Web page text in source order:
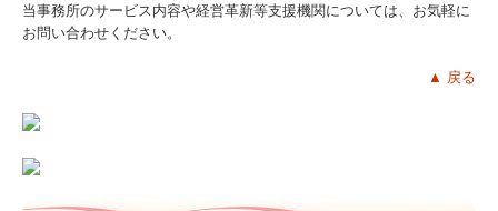
当事務所のサービス内容や経営革新等支援機関については、お気軽に
お問い合わせください。
▲ 戻る